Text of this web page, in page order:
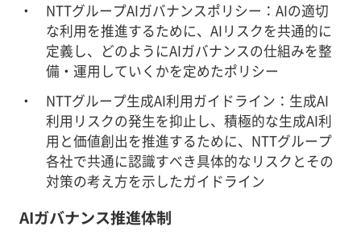
NTTグループAIガバナンスポリシー：AIの適切
な利用を推進するために、AIリスクを共通的に
定義し、どのようにAIガバナンスの仕組みを整
備・運用していくかを定めたポリシー
NTTグループ生成AI利用ガイドライン：生成AI
利用リスクの発生を抑止し、積極的な生成AI利
用と価値創出を推進するために、NTTグループ
各社で共通に認識すべき具体的なリスクとその
対策の考え方を示したガイドライン
AIガバナンス推進体制